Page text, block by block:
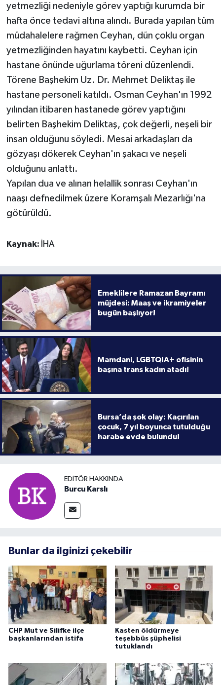
yetmezliği nedeniyle görev yaptığı kurumda bir
hafta önce tedavi altına alındı. Burada yapılan tüm
müdahalelere rağmen Ceyhan, dün çoklu organ
yetmezliğinden hayatını kaybetti. Ceyhan için
hastane önünde uğurlama töreni düzenlendi.
Törene Başhekim Uz. Dr. Mehmet Deliktaş ile
hastane personeli katıldı. Osman Ceyhan'ın 1992
yılından itibaren hastanede görev yaptığını
belirten Başhekim Deliktaş, çok değerli, neşeli bir
insan olduğunu söyledi. Mesai arkadaşları da
gözyaşı dökerek Ceyhan'ın şakacı ve neşeli
olduğunu anlattı.
Yapılan dua ve alınan helallik sonrası Ceyhan'ın
naaşı defnedilmek üzere Koramşalı Mezarlığı'na
götürüldü.
Kaynak: İHA
Emeklilere Ramazan Bayramı
müjdesi: Maaş ve ikramiyeler
bugün başlıyor!
Mamdani, LGBTQIA+ ofisinin
başına trans kadın atadı!
Bursa’da şok olay: Kaçırılan
çocuk, 7 yıl boyunca tutulduğu
harabe evde bulundu!
EDITÖR HAKKINDA
Burcu Karslı
Bunlar da ilginizi çekebilir
CHP Mut ve Silifke ilçe
başkanlarından istifa
Kasten öldürmeye
teşebbüs şüphelisi
tutuklandı